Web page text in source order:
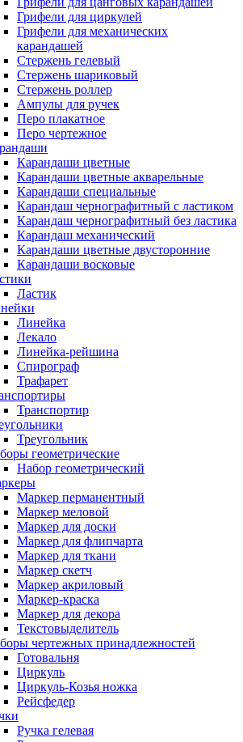
Грифели для циркулей
Грифели для механических
карандашей
Стержень гелевый
Стержень шариковый
Стержень роллер
Ампулы для ручек
Перо плакатное
Перо чертежное
Карандаши цветные
Карандаши цветные акварельные
Карандаши специальные
Карандаш чернографитный с ластиком
Карандаш чернографитный без ластика
Карандаш механический
Карандаши цветные двусторонние
Карандаши восковые
Ластик
Линейка
Лекало
Линейка-рейшина
Спирограф
Трафарет
Транспортир
Треугольник
геометрические
Набор геометрический
Маркер перманентный
Маркер меловой
Маркер для доски
Маркер для флипчарта
Маркер для ткани
Маркер скетч
Маркер акриловый
Маркер-краска
Маркер для декора
Текстовыделитель
чертежных принадлежностей
Готовальня
Циркуль
Циркуль-Козья ножка
Рейсфедер
Ручка гелевая